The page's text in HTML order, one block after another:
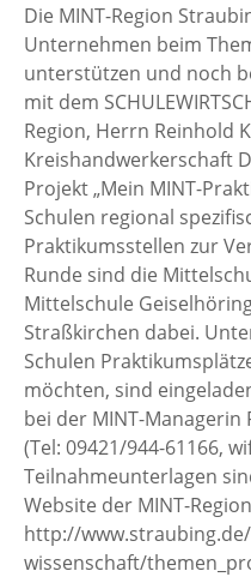
Die MINT-Region
Unternehmen beim
unterstützen und noch
mit dem
Region, Herrn Reinhold
Kreishandwerkerschaft
Projekt „Mein MINT-
Schulen regional
Praktikumsstellen zur
Runde sind die
Mittelschule
Straßkirchen dabei.
Schulen
möchten, sind
bei der MINT-Managerin
(Tel: 09421/944-61166,
Teilnahmeunterlagen
Website der MINT-
http://
wissenschaft/